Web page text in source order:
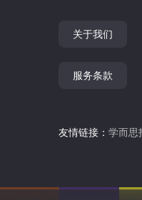
关于我们
服务条款
友情链接： 学而思